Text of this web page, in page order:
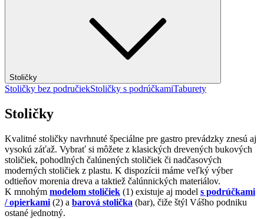
Stoličky
Stoličky bez područiekStoličky s podrúčkamiTaburety
Stoličky
Kvalitné stoličky navrhnuté špeciálne pre gastro prevádzky znesú aj
vysokú záťaž. Vybrať si môžete z klasických drevených bukových
stoličiek, pohodlných čalúnených stoličiek či nadčasových
moderných stoličiek z plastu. K dispozícii máme veľký výber
odtieňov morenia dreva a taktiež čalúnnických materiálov.
K mnohým modelom stoličiek (1) existuje aj model s podrúčkami
/ opierkami (2) a barová stolička (bar), čiže štýl Vášho podniku
ostané jednotný.